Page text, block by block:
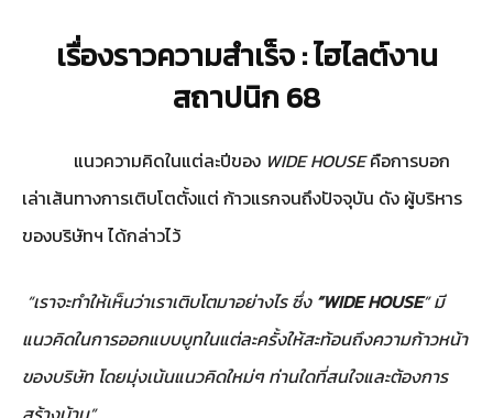
เรื่องราวความสำเร็จ : ไฮไลต์งาน
สถาปนิก 68
แนวความคิดในแต่ละปีของ WIDE HOUSEคือการบอก
เล่าเส้นทางการเติบโตตั้งแต่ ก้าวแรกจนถึงปัจจุบัน ดัง ผู้บริหาร
ของบริษัทฯ ได้กล่าวไว้
“เราจะทำให้เห็นว่าเราเติบโตมาอย่างไร ซึ่ง “WIDE HOUSE” มี
แนวคิดในการออกแบบบูทในแต่ละครั้งให้สะท้อนถึงความก้าวหน้า
ของบริษัท โดยมุ่งเน้นแนวคิดใหม่ๆ ท่านใดที่สนใจและต้องการ